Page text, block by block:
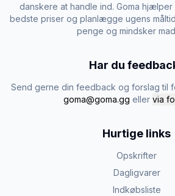
danskere at handle ind. Goma
bedste priser og planlægge ugens
penge og mindsker
Har du
Send gerne din feedback og forslag til
goma@goma.gg eller via
Hurtige links
Opskrifter
Dagligvarer
Indkøbsliste